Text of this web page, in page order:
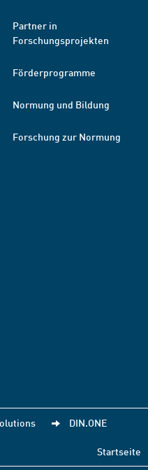
Partner in
Forschungsprojekten
Förderprogramme
Normung und Bildung
Forschung zur Normung
DIN.ONE
Startseite